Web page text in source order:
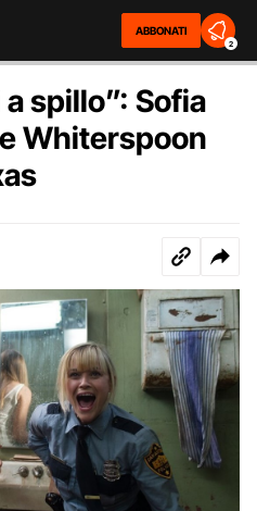
ABBONATI
2
spillo”: Sofia
Whiterspoon